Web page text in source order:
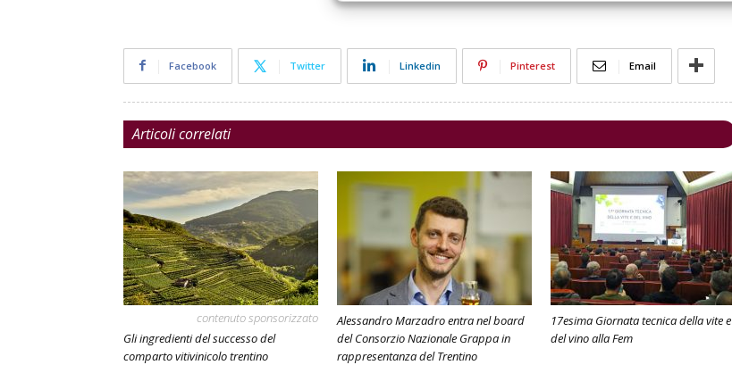
Facebook Twitter Linkedin Pinterest Email
Articoli correlati
contenuto sponsorizzato
Gli ingredienti del successo del
comparto vitivinicolo trentino
Alessandro Marzadro entra nel board
del Consorzio Nazionale Grappa in
rappresentanza del Trentino
17esima Giornata tecnica della vite e
del vino alla Fem